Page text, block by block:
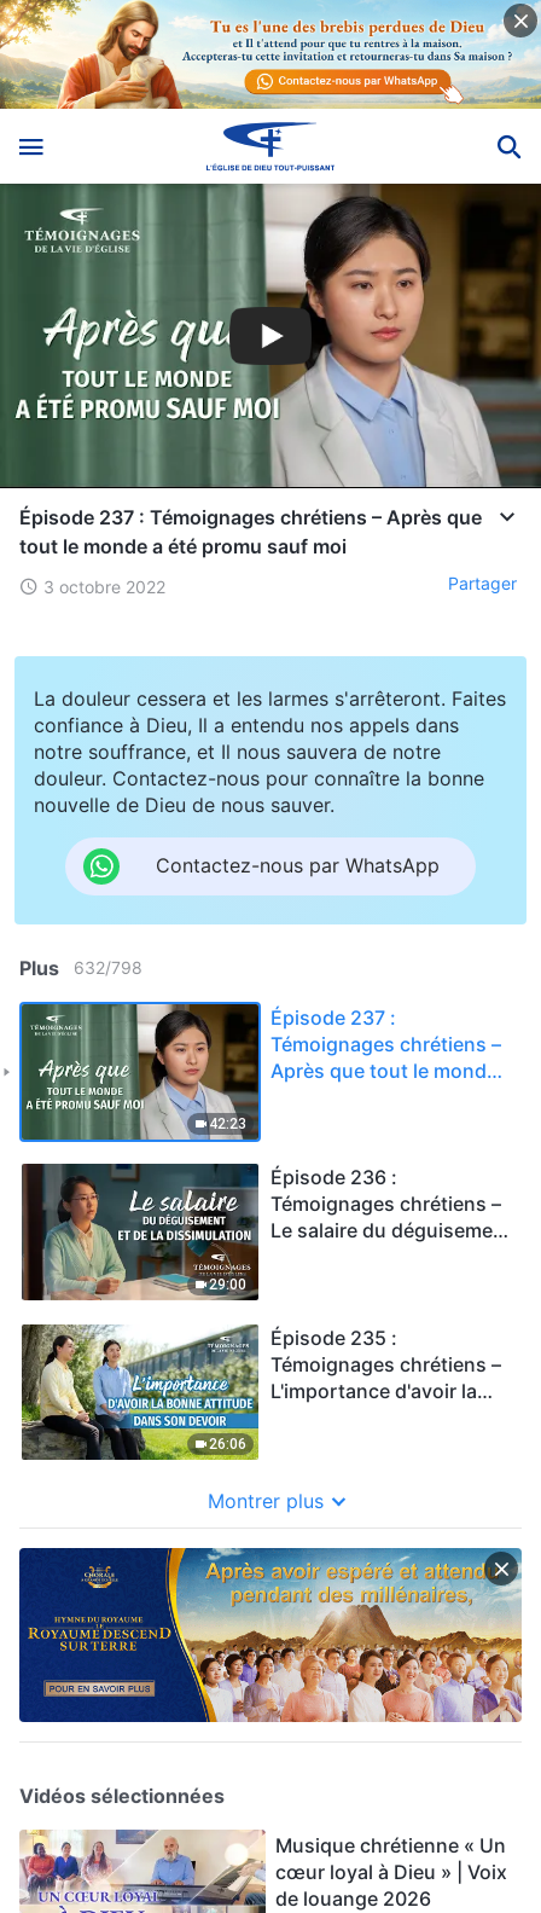
Épisode 237 : Témoignages chrétiens – Après que
tout le monde a été promu sauf moi
3 octobre 2022 Partager
La douleur cessera et les larmes s'arrêteront. Faites
confiance à Dieu, Il a entendu nos appels dans
notre souffrance, et Il nous sauvera de notre
douleur. Contactez-nous pour connaître la bonne
nouvelle de Dieu de nous sauver.
Contactez-nous par WhatsApp
Plus 632/798
42:23
Épisode 237 :
Témoignages chrétiens –
Après que tout le monde
29:00
Épisode 236 :
Témoignages chrétiens –
Le salaire du déguisement
26:06
Épisode 235 :
Témoignages chrétiens –
L'importance d'avoir la
Montrer plus
Vidéos sélectionnées
Musique chrétienne « Un
cœur loyal à Dieu » | Voix
de louange 2026